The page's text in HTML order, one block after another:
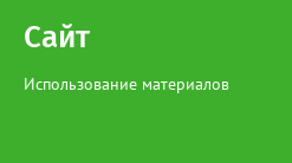
Сайт
Использование материалов